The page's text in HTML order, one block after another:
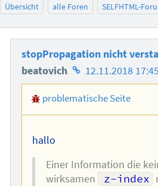
Übersicht alle Foren SELFHTML-
stopPropagation nicht
beatovich Homepage
des
Autors
12.11.2018 17:45
problematische Seite
hallo
Einer Information die
wirksamen
z-index